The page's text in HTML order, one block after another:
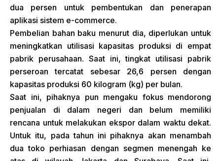
dua persen untuk pembentukan dan penerapan
aplikasi sistem e-commerce.
Pembelian bahan baku menurut dia, diperlukan untuk
meningkatkan utilisasi kapasitas produksi di empat
pabrik perusahaan. Saat ini, tingkat utilisasi pabrik
perseroan tercatat sebesar 26,6 persen dengan
kapasitas produksi 60 kilogram (kg) per bulan.
Saat ini, pihaknya pun mengaku fokus mendorong
penjualan di dalam negeri dan belum memiliki
rencana untuk melakukan ekspor dalam waktu dekat.
Untuk itu, pada tahun ini pihaknya akan menambah
dua toko perhiasan dengan segmen menengah ke